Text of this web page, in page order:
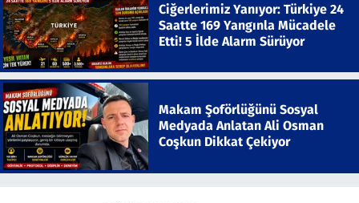
Ciğerlerimiz Yanıyor: Türkiye 24
Saatte 169 Yangınla Mücadele
Etti! 5 İlde Alarm Sürüyor
Makam Şoförlüğünü Sosyal
Medyada Anlatan Ali Osman
Coşkun Dikkat Çekiyor